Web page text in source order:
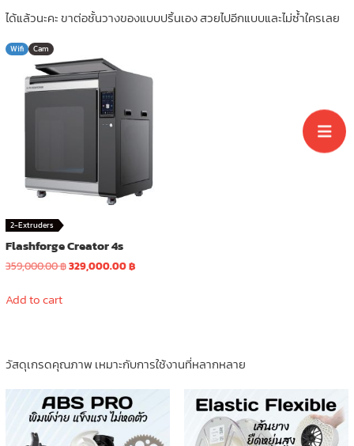
ได้แล้วนะคะ ขาต่อชั้นวางของแบบปริ้นเอง สวยไปอีกแบบและไม่ซ้ำใครเลย
Wifi Cam
2-Extruders
Flashforge Creator 4s
359,000.00฿Original
329,000.00฿Current
Add to cart
วัสดุเกรดคุณภาพ เหมาะกับการใช้งานที่หลากหลาย